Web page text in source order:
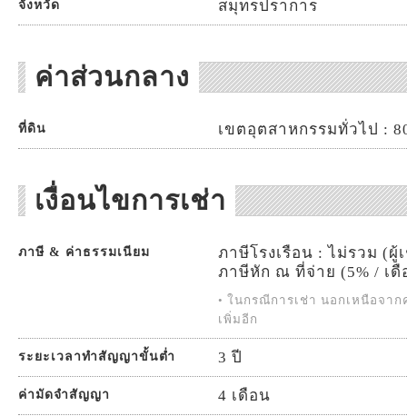
จังหวัด สมุทรปราการ
ค่าส่วนกลาง
ที่ดิน เขตอุตสาหกรรมทั่วไป :
เงื่อนไขการเช่า
ภาษี & ค่าธรรมเนียม
ภาษีโรงเรือน : ไม่รวม (ผู้
ภาษีหัก ณ ที่จ่าย (5% / เ
• ในกรณีการเช่า นอกเหนือจา
เพิ่มอีก
ระยะเวลาทำสัญญาขั้นต่ำ 3 ปี
ค่ามัดจำสัญญา 4 เดือน